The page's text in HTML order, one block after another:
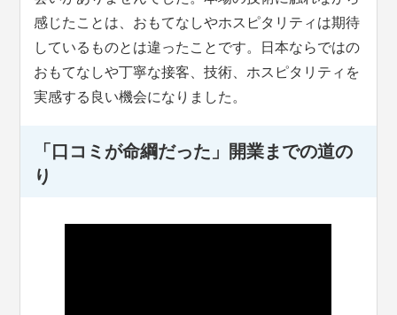
感じたことは、おもてなしやホスピタリティは期待
しているものとは違ったことです。日本ならではの
おもてなしや丁寧な接客、技術、ホスピタリティを
実感する良い機会になりました。
「口コミが命綱だった」開業までの道の
り